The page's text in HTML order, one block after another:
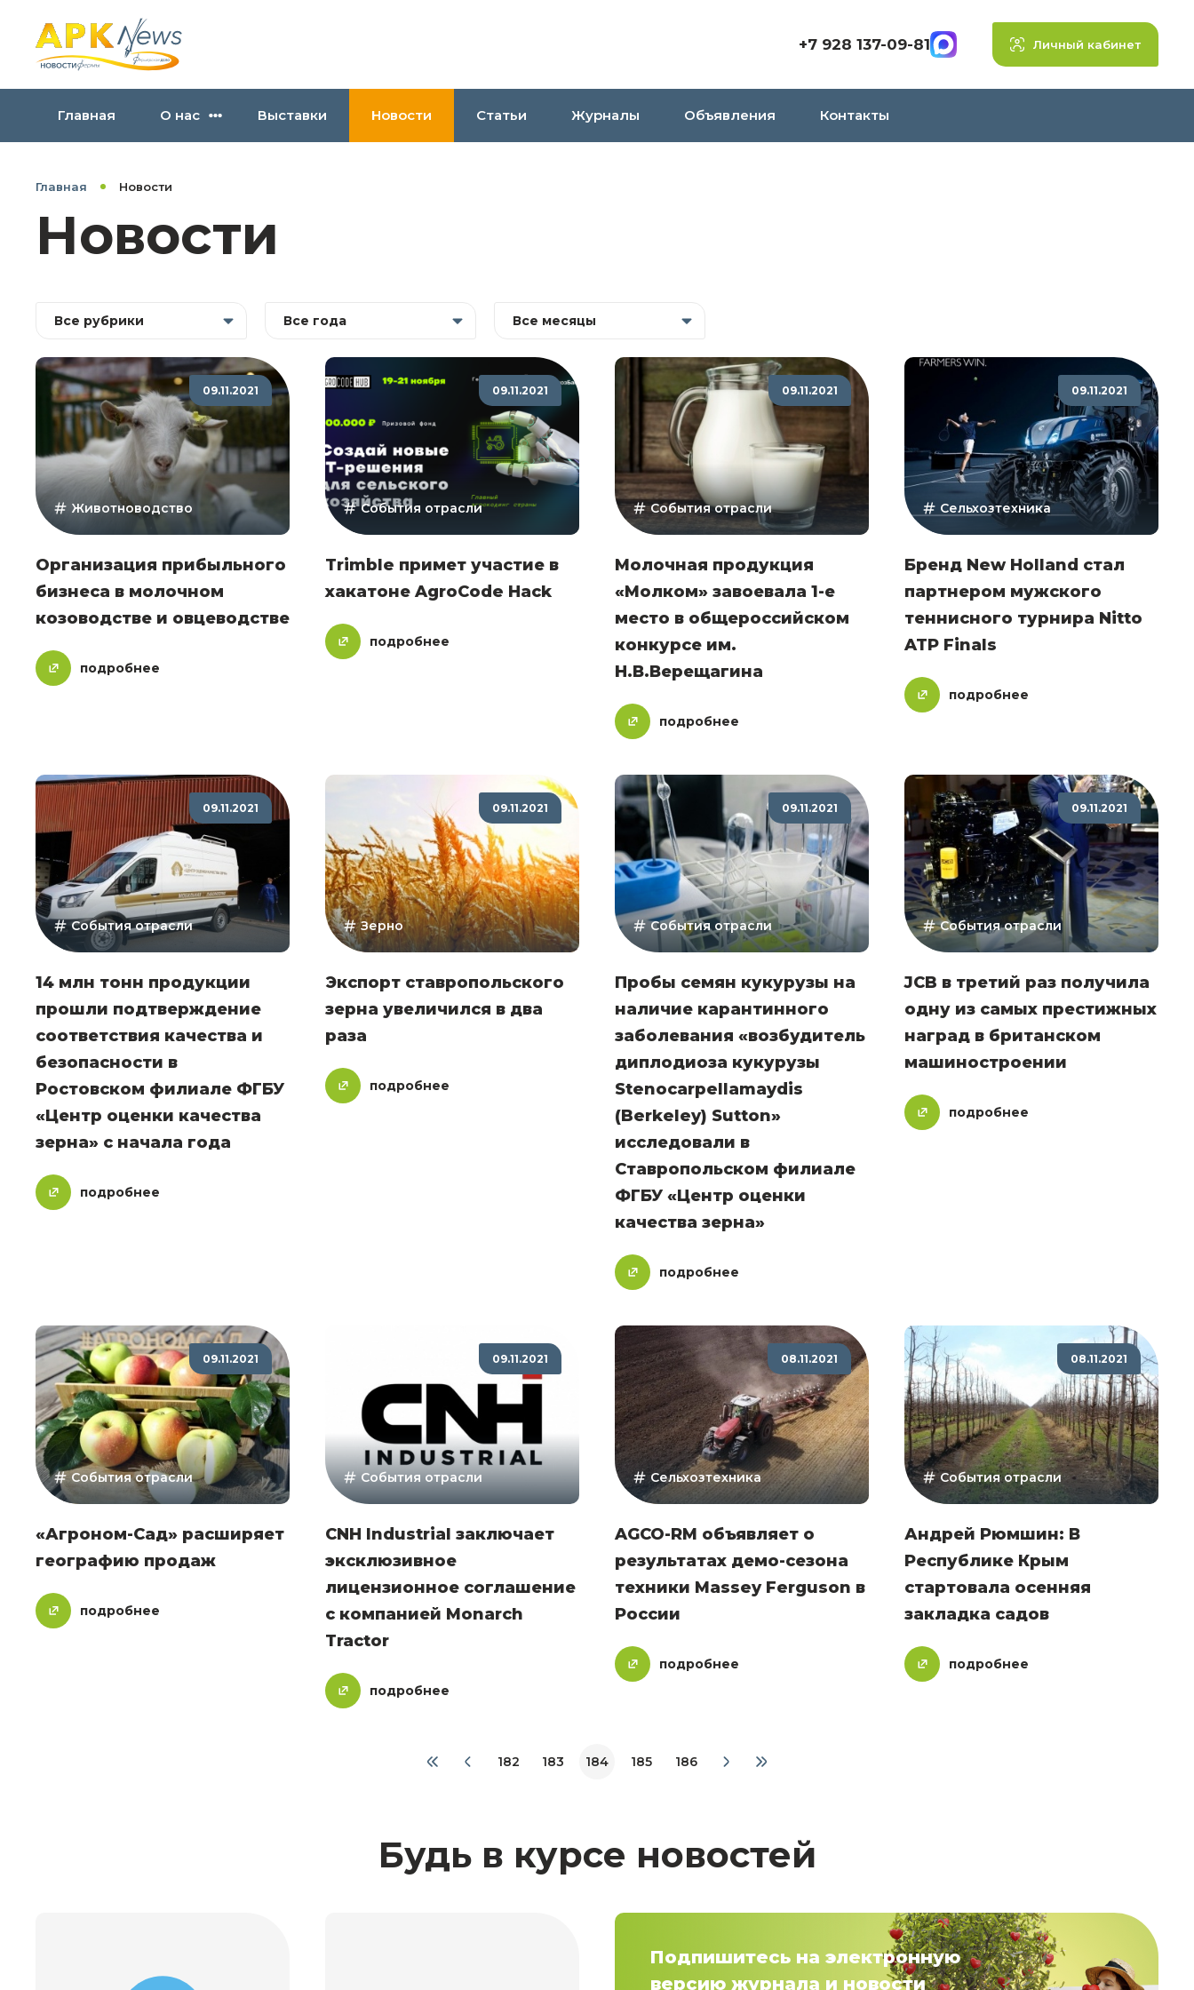
+7 928 137-09-81 Личный кабинет
Главная О нас Выставки Новости Статьи Журналы Объявления Контакты
Главная Новости
Новости
Все рубрики Все года Все месяцы
09.11.2021
Животноводство
Организация прибыльного
бизнеса в молочном
козоводстве и овцеводстве
подробнее
09.11.2021
События отрасли
Trimble примет участие в
хакатоне AgroCode Hack
подробнее
09.11.2021
События отрасли
Молочная продукция
«Молком» завоевала 1-е
место в общероссийском
конкурсе им.
Н.В.Верещагина
подробнее
09.11.2021
Сельхозтехника
Бренд New Holland стал
партнером мужского
теннисного турнира Nitto
ATP Finals
подробнее
09.11.2021
События отрасли
14 млн тонн продукции
прошли подтверждение
соответствия качества и
безопасности в
Ростовском филиале ФГБУ
«Центр оценки качества
зерна» с начала года
подробнее
09.11.2021
Зерно
Экспорт ставропольского
зерна увеличился в два
раза
подробнее
09.11.2021
События отрасли
Пробы семян кукурузы на
наличие карантинного
заболевания «возбудитель
диплодиоза кукурузы
Stenocarpellamaydis
(Berkeley) Sutton»
исследовали в
Ставропольском филиале
ФГБУ «Центр оценки
качества зерна»
подробнее
09.11.2021
События отрасли
JCB в третий раз получила
одну из самых престижных
наград в британском
машиностроении
подробнее
09.11.2021
События отрасли
«Агроном-Сад» расширяет
географию продаж
подробнее
09.11.2021
События отрасли
CNH Industrial заключает
эксклюзивное
лицензионное соглашение
с компанией Monarch
Tractor
подробнее
08.11.2021
Сельхозтехника
AGCO-RM объявляет о
результатах демо-сезона
техники Massey Ferguson в
России
подробнее
08.11.2021
События отрасли
Андрей Рюмшин: В
Республике Крым
стартовала осенняя
закладка садов
подробнее
182 183 184 185 186
Будь в курсе новостей
Подпишитесь на электронную
версию журнала и новости